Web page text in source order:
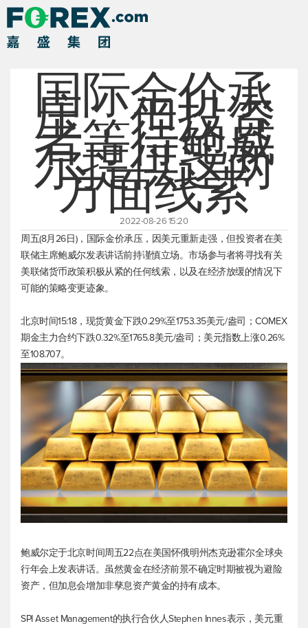
国际金价承
压，但投资
者等待鲍威
尔提供这两
方面线索
2022-08-26 15:20
周五(8月26日)，国际金价承压，因美元重新走强，但投资者在美
联储主席鲍威尔发表讲话前持谨慎立场。市场参与者将寻找有关
美联储货币政策积极从紧的任何线索，以及在经济放缓的情况下
可能的策略变更迹象。
北京时间15:18， 现货黄金下跌0.29%至1753.35美元/盎司；COMEX
期金主力合约下跌0.32%至1765.8美元/盎司； 美元指数上涨0.26%
至108.707。
鲍威尔定于北京时间周五22点在美国怀俄明州杰克逊霍尔全球央
行年会上发表讲话。虽然黄金在经济前景不确定时期被视为避险
资产，但加息会增加非孳息资产黄金的持有成本。
SPI Asset Management的执行合伙人Stephen Innes表示，美元重